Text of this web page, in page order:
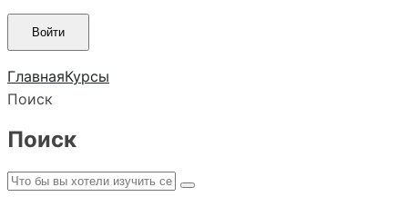
ГлавнаяКурсы
Поиск
Поиск